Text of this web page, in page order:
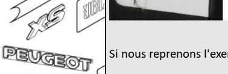
Si nous reprenons